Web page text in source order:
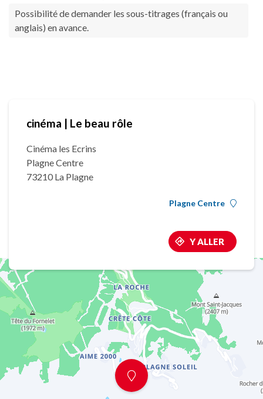
Possibilité de demander les sous-titrages (français ou
anglais) en avance.
cinéma | Le beau rôle
Cinéma les Ecrins
Plagne Centre
73210 La Plagne
Plagne Centre
Y ALLER